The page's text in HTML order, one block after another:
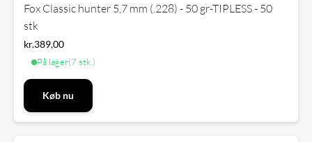
Fox Classic hunter 5,7 mm (.228) - 50 gr-TIPLESS - 50
stk
kr.389,00
På lager(7 stk.)
Køb nu